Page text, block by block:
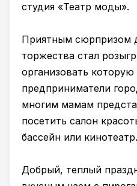
студия «Театр моды».
Приятным сюрпризом
торжества стал
организовать
предприниматели
многим мамам
посетить салон
бассейн или кинотеатр.
Добрый, теплый